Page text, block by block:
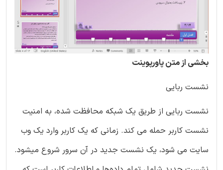
بخشی از متن پاورپوینت
نشست ربایی
نشست ربایی از طریق یک شبکه محافظت شده، به امنیت
نشست کاربر حمله می کند. زمانی که یک کاربر وارد یک وب
سایت می شود، یک نشست جدید در آن سرور شروع میشود.